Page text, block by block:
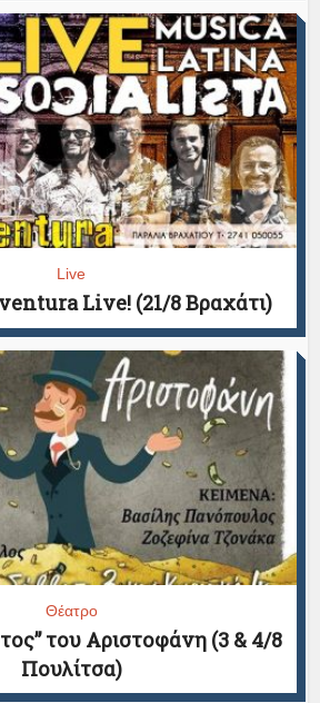
Live
Live! (21/8 Βραχάτι)
Θέατρο
του Αριστοφάνη (3 & 4/8
Πουλίτσα)